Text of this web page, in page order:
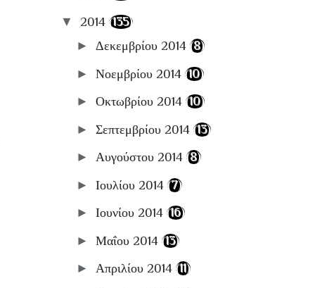
▼ 2014 (135)
► Δεκεμβρίου 2014 (8)
► Νοεμβρίου 2014 (10)
► Οκτωβρίου 2014 (10)
► Σεπτεμβρίου 2014 (13)
► Αυγούστου 2014 (8)
► Ιουλίου 2014 (7)
► Ιουνίου 2014 (16)
► Μαΐου 2014 (13)
► Απριλίου 2014 (11)